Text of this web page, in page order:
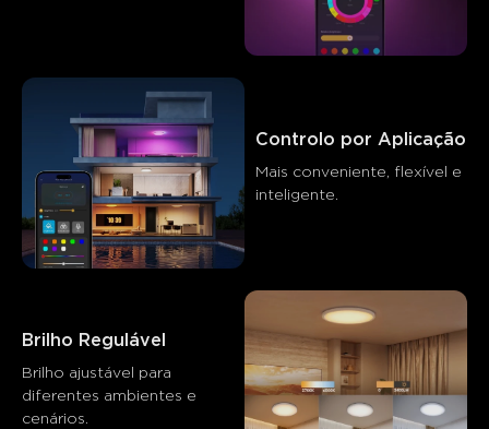
Controlo por Aplicação
Mais conveniente, flexível e
inteligente.
Brilho Regulável
Brilho ajustável para
diferentes ambientes e
cenários.
Gerado por IA a partir do texto das avaliações dos